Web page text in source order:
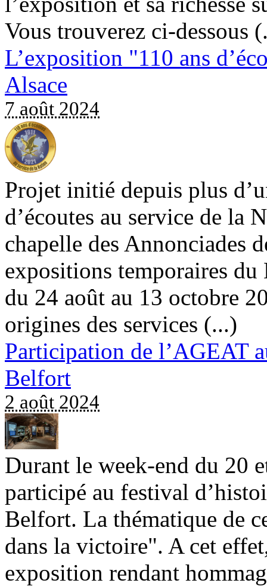
Vous trouverez ci-dessous
L’exposition "110 ans
Alsace
7 août 2024
Projet initié depuis plus
d’écoutes au service de la
chapelle des Annonciades
expositions temporaires
du 24 août au 13 octobre
origines des services (...)
Participation de l’AGEAT
Belfort
2 août 2024
Durant le week-end du 20
participé au festival
Belfort. La thématique de
dans la victoire". A cet
exposition rendant